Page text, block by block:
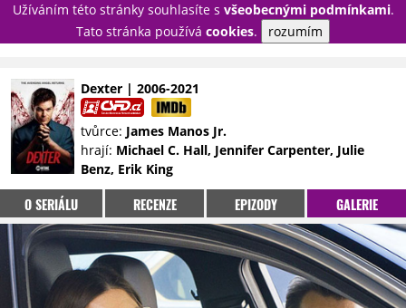
Užíváním této stránky souhlasíte s všeobecnými podmínkami.
Tato stránka používá cookies. rozumím
PŘIHLÁSIT
NOVINKY
TÉMATA
RECENZE
EPIZODY
KULT
TRAILERY
GALERIE
DISKUZE
STATISTIKY
TIRÁŽ
Dexter | 2006-2021
tvůrce: James Manos Jr.
hrají: Michael C. Hall, Jennifer Carpenter, Julie
Benz, Erik King
O SERIÁLU RECENZE EPIZODY GALERIE